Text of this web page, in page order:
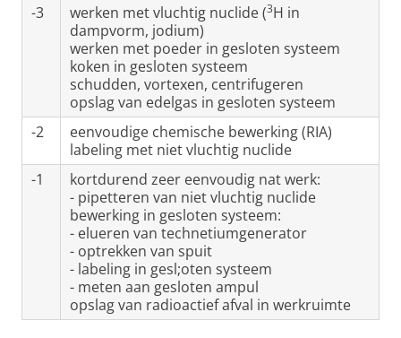
-3
werken met vluchtig nuclide (3H in
dampvorm, jodium)
werken met poeder in gesloten systeem
koken in gesloten systeem
schudden, vortexen, centrifugeren
opslag van edelgas in gesloten systeem
-2
eenvoudige chemische bewerking (RIA)
labeling met niet vluchtig nuclide
-1
kortdurend zeer eenvoudig nat werk:
- pipetteren van niet vluchtig nuclide
bewerking in gesloten systeem:
- elueren van technetiumgenerator
- optrekken van spuit
- labeling in gesl;oten systeem
- meten aan gesloten ampul
opslag van radioactief afval in werkruimte